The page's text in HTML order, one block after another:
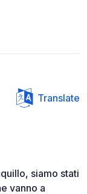
Translate
siamo stati
vanno a